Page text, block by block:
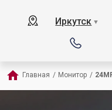
Иркутск ▼
Главная / Монитор /